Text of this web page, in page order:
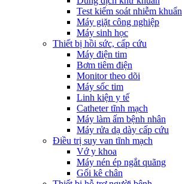
Test kiểm soát nhiễm khuẩn
Máy giặt công nghiệp
Máy sinh học
Thiết bị hồi sức, cấp cứu
Máy điện tim
Bơm tiêm điện
Monitor theo dõi
Máy sốc tim
Linh kiện y tế
Catheter tĩnh mạch
Máy làm ấm bệnh nhân
Máy rửa dạ dày cấp cứu
Điều trị suy van tĩnh mạch
Vớ y khoa
Máy nén ép ngắt quãng
Gối kê chân